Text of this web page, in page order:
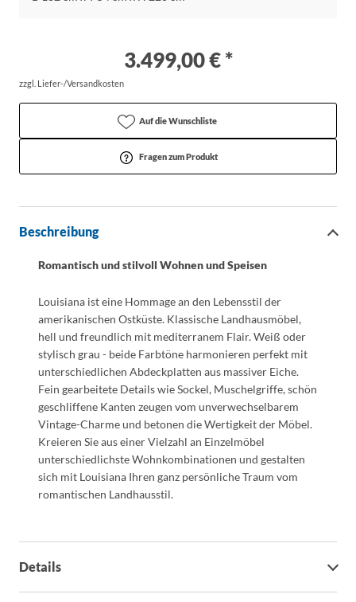
3.499,00 € *
zzgl. Liefer-/Versandkosten
Auf die Wunschliste
Fragen zum Produkt
Beschreibung
Romantisch und stilvoll Wohnen und Speisen
Louisiana ist eine Hommage an den Lebensstil der
amerikanischen Ostküste. Klassische Landhausmöbel,
hell und freundlich mit mediterranem Flair. Weiß oder
stylisch grau - beide Farbtöne harmonieren perfekt mit
unterschiedlichen Abdeckplatten aus massiver Eiche.
Fein gearbeitete Details wie Sockel, Muschelgriffe, schön
geschliffene Kanten zeugen vom unverwechselbarem
Vintage-Charme und betonen die Wertigkeit der Möbel.
Kreieren Sie aus einer Vielzahl an Einzelmöbel
unterschiedlichste Wohnkombinationen und gestalten
sich mit Louisiana Ihren ganz persönliche Traum vom
romantischen Landhausstil.
Details